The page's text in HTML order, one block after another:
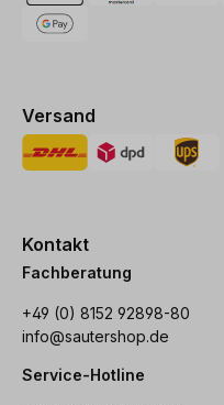
Versand
Kontakt
Fachberatung
+49 (0) 8152 92898-80
info@sautershop.de
Service-Hotline